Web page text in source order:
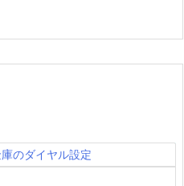
のダイヤル設定